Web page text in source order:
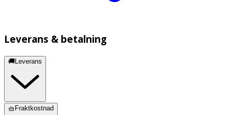
Leverans & betalning
🚚Leverans
🧺Fraktkostnad